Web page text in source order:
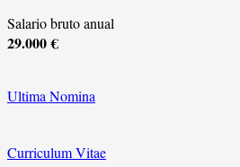
Salario bruto anual
29.000 €
Ultima Nomina
Curriculum Vitae